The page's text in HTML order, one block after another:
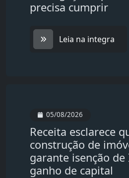
precisa cumprir
Leia na integra
05/08/2026
Receita esclarece
construção de
garante isenção de
ganho de capital